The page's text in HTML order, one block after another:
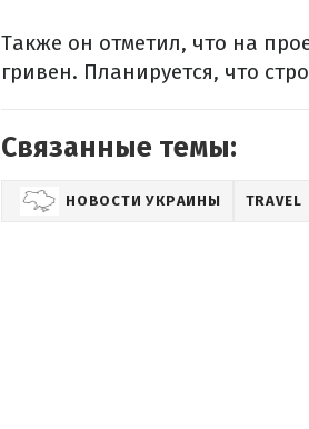
Также он отметил, что на
гривен. Планируется, что
Связанные темы:
НОВОСТИ УКРАИНЫ TRAVEL